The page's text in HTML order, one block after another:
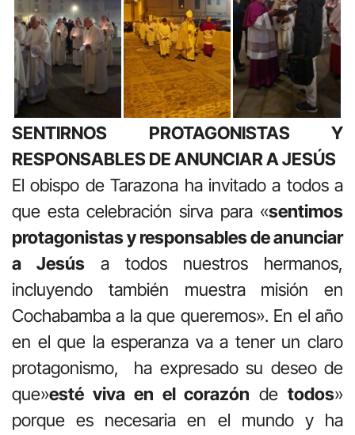
SENTIRNOS PROTAGONISTAS Y
RESPONSABLES DE ANUNCIAR A JESÚS
El obispo de Tarazona ha invitado a todos a
que esta celebración sirva para «sentimos
protagonistas y responsables de anunciar
a Jesús a todos nuestros hermanos,
incluyendo también muestra misión en
Cochabamba a la que queremos». En el año
en el que la esperanza va a tener un claro
protagonismo, ha expresado su deseo de
que»esté viva en el corazón detodos»
porque es necesaria en el mundo y ha